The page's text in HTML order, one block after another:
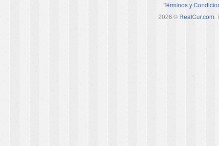
Términos y
2026 © RealCur.com.